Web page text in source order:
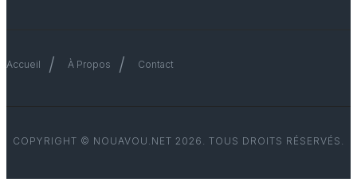
Accueil À Propos Contact
COPYRIGHT © NOUAVOU.NET 2026. TOUS DROITS RÉSERVÉS.